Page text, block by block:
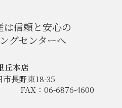
信頼と安心の
グセンターへ
丘本店
長野東18-35
FAX：06-6876-4600